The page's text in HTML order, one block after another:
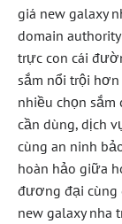
giá new galaxy
domain
trực con cái
sắm nổi trội
nhiều chọn sắm
cần dùng, dịch
cùng an ninh
hoàn hảo giữa
đương đại cùng
new galaxy